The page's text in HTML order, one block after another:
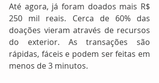
Até agora, já foram doados mais R$
250 mil reais. Cerca de 60% das
doações vieram através de recursos
do exterior. As transações são
rápidas, fáceis e podem ser feitas em
menos de 3 minutos.